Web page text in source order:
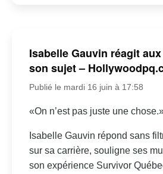
Isabelle Gauvin réagit
son sujet –
Publié le mardi 16 juin à 17:58
«On n’est pas juste une
Isabelle Gauvin répond sans
sur sa carrière, souligne ses
son expérience Survivor